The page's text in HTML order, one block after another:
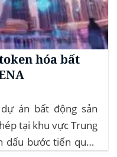
hóa bất
án bất động sản
tại khu vực Trung
dấu bước tiến quan